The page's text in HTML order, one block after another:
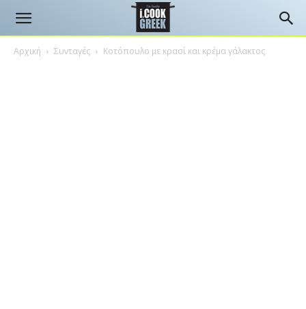
Αρχική Συνταγές Κοτόπουλο με κρασί και κρέμα γάλακτος